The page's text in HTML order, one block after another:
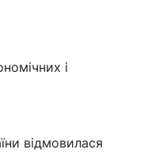
і
відмовилася